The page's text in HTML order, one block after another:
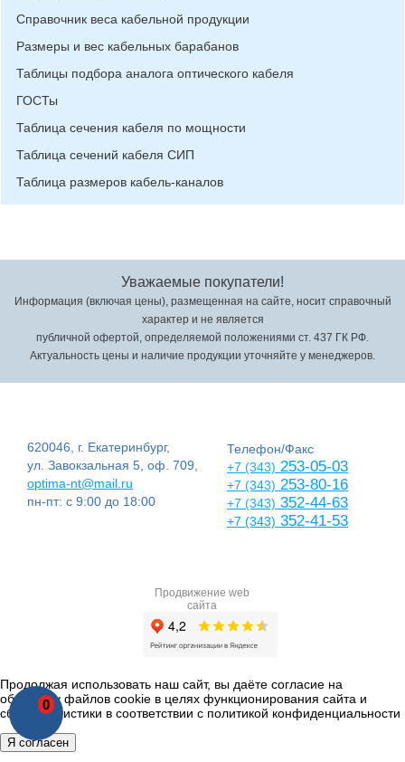
0
Справочник веса кабельной продукции
Размеры и вес кабельных барабанов
Таблицы подбора аналога оптического кабеля
ГОСТы
Таблица сечения кабеля по мощности
Таблица сечений кабеля СИП
Таблица размеров кабель-каналов
Уважаемые покупатели!
Информация (включая цены), размещенная на сайте, носит справочный
характер и не является
публичной офертой, определяемой положениями ст. 437 ГК РФ.
Актуальность цены и наличие продукции уточняйте у менеджеров.
620046, г. Екатеринбург,
ул. Завокзальная 5, оф. 709,
optima-nt@mail.ru
пн-пт: с 9:00 до 18:00
Телефон/Факс
+7 (343) 253-05-03
+7 (343) 253-80-16
+7 (343) 352-44-63
+7 (343) 352-41-53
Продвижение web
сайта
Продолжая использовать наш сайт, вы даёте согласие на
обработку файлов cookie в целях функционирования сайта и
сбора статистики в соответствии с политикой конфиденциальности
Я согласен